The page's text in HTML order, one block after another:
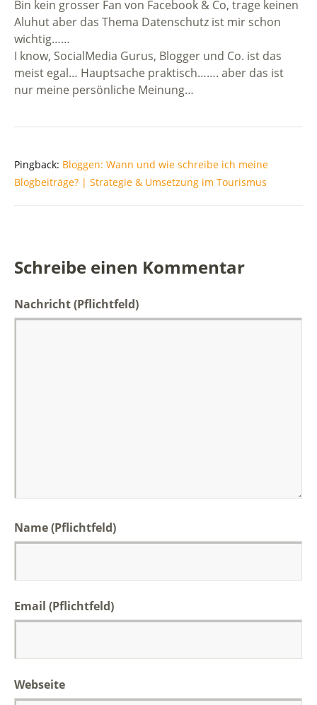
Bin kein grosser Fan von Facebook & Co, trage keinen
Aluhut aber das Thema Datenschutz ist mir schon
wichtig……
I know, SocialMedia Gurus, Blogger und Co. ist das
meist egal… Hauptsache praktisch……. aber das ist
nur meine persönliche Meinung…
Pingback: Bloggen: Wann und wie schreibe ich meine
Blogbeiträge? | Strategie & Umsetzung im Tourismus
Schreibe einen Kommentar
Nachricht(Pflichtfeld)
Name (Pflichtfeld)
Email (Pflichtfeld)
Webseite